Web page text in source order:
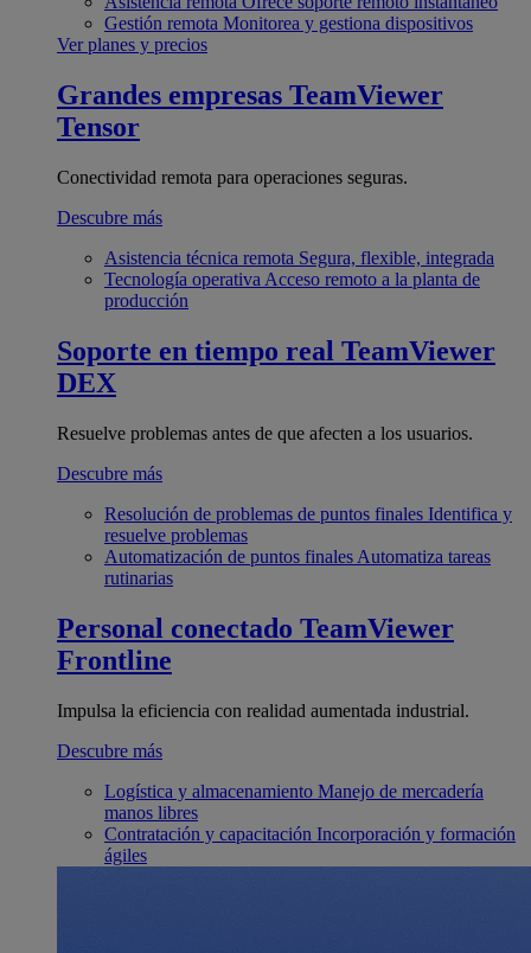
Gestión remota Monitorea y gestiona dispositivos
Ver planes y precios
Grandes empresas TeamViewer
Tensor
Conectividad remota para operaciones seguras.
Descubre más
Asistencia técnica remota Segura, flexible, integrada
Tecnología operativa Acceso remoto a la planta de
producción
Soporte en tiempo real TeamViewer
DEX
Resuelve problemas antes de que afecten a los usuarios.
Descubre más
Resolución de problemas de puntos finales Identifica y
resuelve problemas
Automatización de puntos finales Automatiza tareas
rutinarias
Personal conectado TeamViewer
Frontline
Impulsa la eficiencia con realidad aumentada industrial.
Descubre más
Logística y almacenamiento Manejo de mercadería
manos libres
Contratación y capacitación Incorporación y formación
ágiles